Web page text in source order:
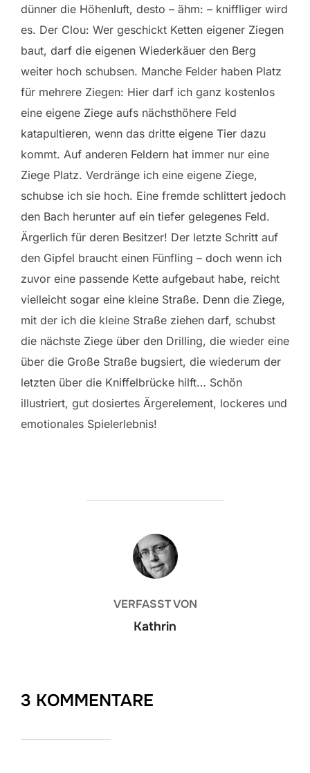
dünner die Höhenluft, desto – ähm: – kniffliger wird
es. Der Clou: Wer geschickt Ketten eigener Ziegen
baut, darf die eigenen Wiederkäuer den Berg
weiter hoch schubsen. Manche Felder haben Platz
für mehrere Ziegen: Hier darf ich ganz kostenlos
eine eigene Ziege aufs nächsthöhere Feld
katapultieren, wenn das dritte eigene Tier dazu
kommt. Auf anderen Feldern hat immer nur eine
Ziege Platz. Verdränge ich eine eigene Ziege,
schubse ich sie hoch. Eine fremde schlittert jedoch
den Bach herunter auf ein tiefer gelegenes Feld.
Ärgerlich für deren Besitzer! Der letzte Schritt auf
den Gipfel braucht einen Fünfling – doch wenn ich
zuvor eine passende Kette aufgebaut habe, reicht
vielleicht sogar eine kleine Straße. Denn die Ziege,
mit der ich die kleine Straße ziehen darf, schubst
die nächste Ziege über den Drilling, die wieder eine
über die Große Straße bugsiert, die wiederum der
letzten über die Kniffelbrücke hilft… Schön
illustriert, gut dosiertes Ärgerelement, lockeres und
emotionales Spielerlebnis!
BEITRAGSAUTOR
VERFASST VON
Kathrin
3 KOMMENTARE